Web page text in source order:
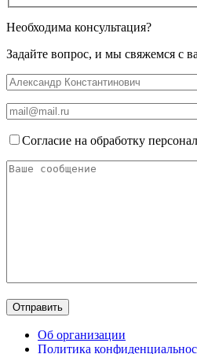
Необходима консультация?
Задайте вопрос, и мы свяжемся с
Согласие на обработку
Об организации
Политика